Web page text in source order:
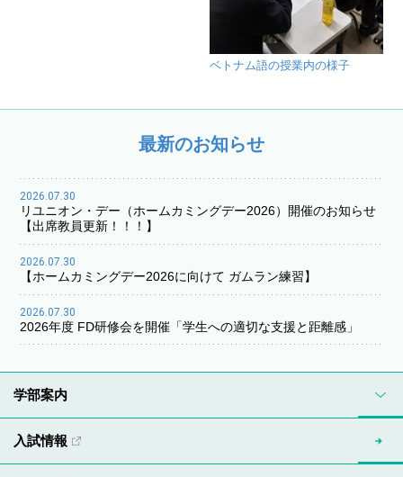
ベトナム語の授業内の様子
最新のお知らせ
2026.07.30
リユニオン・デー（ホームカミングデー2026）開催のお知らせ
【出席教員更新！！！】
2026.07.30
【ホームカミングデー2026に向けて ガムラン練習】
2026.07.30
2026年度 FD研修会を開催「学生への適切な支援と距離感」
学部案内
入試情報